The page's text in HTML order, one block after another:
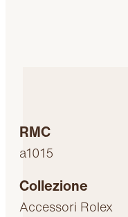
RMC
a1015
Collezione
Accessori Rolex